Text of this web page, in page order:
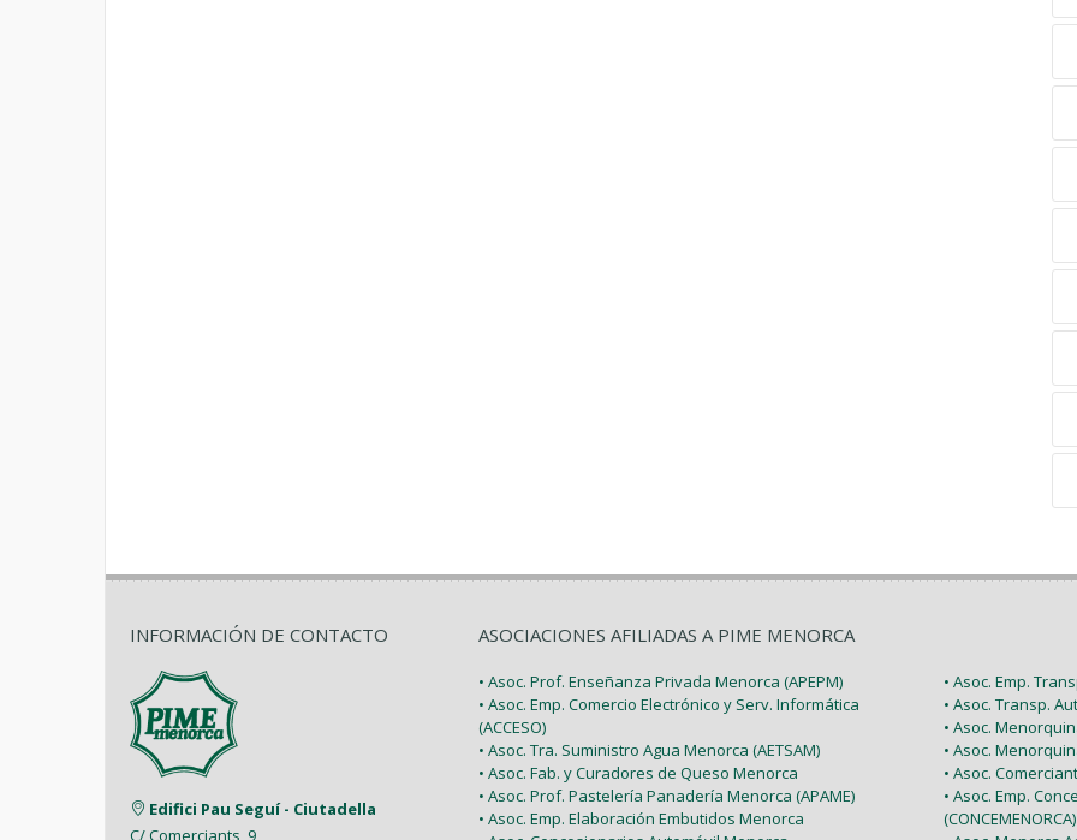
INFORMACIÓN DE CONTACTO
Edifici Pau Seguí - Ciutadella
C/ Comerciants, 9
ASOCIACIONES AFILIADAS A PIME MENORCA
• Asoc. Prof. Enseñanza Privada Menorca (APEPM)
• Asoc. Emp. Comercio Electrónico y Serv. Informática
(ACCESO)
• Asoc. Tra. Suministro Agua Menorca (AETSAM)
• Asoc. Fab. y Curadores de Queso Menorca
• Asoc. Prof. Pastelería Panadería Menorca (APAME)
• Asoc. Emp. Elaboración Embutidos Menorca
• Asoc. Emp.
• Asoc. Transp.
• Asoc.
• Asoc.
• Asoc.
• Asoc. Emp.
(CONCEMENORCA)